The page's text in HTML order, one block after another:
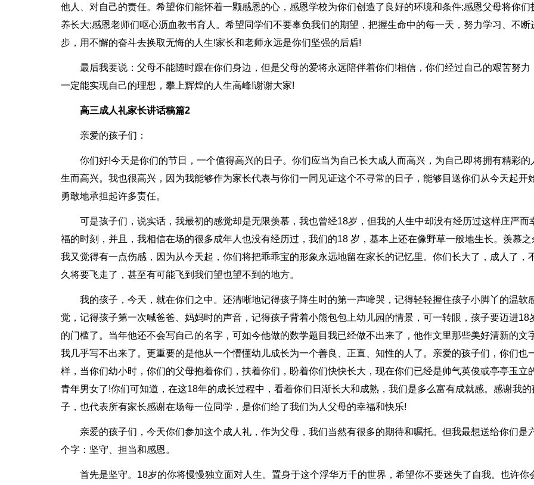
他人、对自己的责任。希望你们能怀着一颗感恩的心，感恩学校为你们创造了良好的环境和条件;感恩父母将你们
养长大;感恩老师们呕心沥血教书育人。希望同学们不要辜负我们的期望，把握生命中的每一天，努力学习、不断
步，用不懈的奋斗去换取无悔的人生!家长和老师永远是你们坚强的后盾!
最后我要说：父母不能随时跟在你们身边，但是父母的爱将永远陪伴着你们!相信，你们经过自己的艰苦努力
一定能实现自己的理想，攀上辉煌的人生高峰!谢谢大家!
高三成人礼家长讲话稿篇2
亲爱的孩子们：
你们好!今天是你们的节日，一个值得高兴的日子。你们应当为自己长大成人而高兴，为自己即将拥有精彩的
生而高兴。我也很高兴，因为我能够作为家长代表与你们一同见证这个不寻常的日子，能够目送你们从今天起开
勇敢地承担起许多责任。
可是孩子们，说实话，我最初的感觉却是无限羡慕，我也曾经18岁，但我的人生中却没有经历过这样庄严而
福的时刻，并且，我相信在场的很多成年人也没有经历过，我们的18 岁，基本上还在像野草一般地生长。羡慕之
我又觉得有一点伤感，因为从今天起，你们将把乖乖宝的形象永远地留在家长的记忆里。你们长大了，成人了，
久将要飞走了，甚至有可能飞到我们望也望不到的地方。
我的孩子，今天，就在你们之中。还清晰地记得孩子降生时的第一声啼哭，记得轻轻握住孩子小脚丫的温软
觉，记得孩子第一次喊爸爸、妈妈时的声音，记得孩子背着小熊包包上幼儿园的情景，可一转眼，孩子要迈进18
的门槛了。当年他还不会写自己的名字，可如今他做的数学题目我已经做不出来了，他作文里那些美好清新的文
我几乎写不出来了。更重要的是他从一个懵懂幼儿成长为一个善良、正直、知性的人了。亲爱的孩子们，你们也
样，当你们幼小时，你们的父母抱着你们，扶着你们，盼着你们快快长大，现在你们已经是帅气英俊或亭亭玉立
青年男女了!你们可知道，在这18年的成长过程中，看着你们日渐长大和成熟，我们是多么富有成就感。感谢我的
子，也代表所有家长感谢在场每一位同学，是你们给了我们为人父母的幸福和快乐!
亲爱的孩子们，今天你们参加这个成人礼，作为父母，我们当然有很多的期待和嘱托。但我最想送给你们是
个字：坚守、担当和感恩。
首先是坚守。18岁的你将慢慢独立面对人生。置身于这个浮华万千的世界，希望你不要迷失了自我。也许你